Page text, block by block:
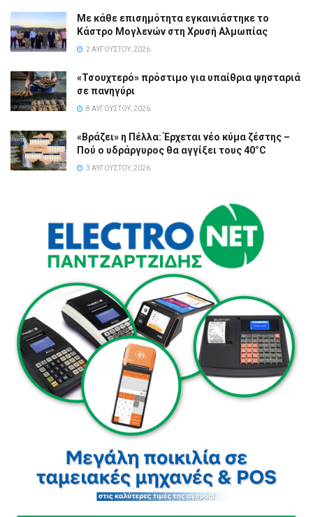
Με κάθε επισημότητα εγκαινιάστηκε το
Κάστρο Μογλενών στη Χρυσή Αλμωπίας
2 ΑΥΓΟΎΣΤΟΥ, 2026
«Τσουχτερό» πρόστιμο για υπαίθρια ψησταριά
σε πανηγύρι
8 ΑΥΓΟΎΣΤΟΥ, 2026
«Βράζει» η Πέλλα: Έρχεται νέο κύμα ζέστης –
Πού ο υδράργυρος θα αγγίξει τους 40°C
3 ΑΥΓΟΎΣΤΟΥ, 2026